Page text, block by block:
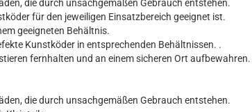
die durch unsachgemäßen Gebrauch entstehen.
für den jeweiligen Einsatzbereich geeignet ist.
geeigneten Behältnis.
Kunstköder in entsprechenden Behältnissen. .
fernhalten und an einem sicheren Ort aufbewahren.
die durch unsachgemäßen Gebrauch entstehen.